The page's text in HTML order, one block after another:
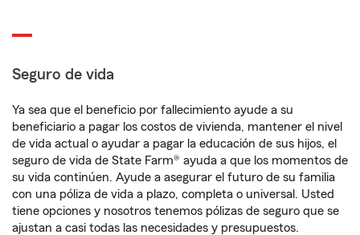
Seguro de vida
Ya sea que el beneficio por fallecimiento ayude a su
beneficiario a pagar los costos de vivienda, mantener el nivel
de vida actual o ayudar a pagar la educación de sus hijos, el
seguro de vida de State Farm® ayuda a que los momentos de
su vida continúen. Ayude a asegurar el futuro de su familia
con una póliza de vida a plazo, completa o universal. Usted
tiene opciones y nosotros tenemos pólizas de seguro que se
ajustan a casi todas las necesidades y presupuestos.